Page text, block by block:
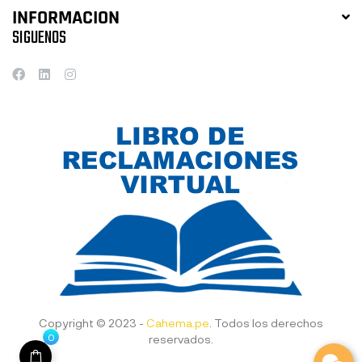
INFORMACION
SIGUENOS
Copyright © 2023 - Cahema.pe . Todos los derechos
reservados.
0